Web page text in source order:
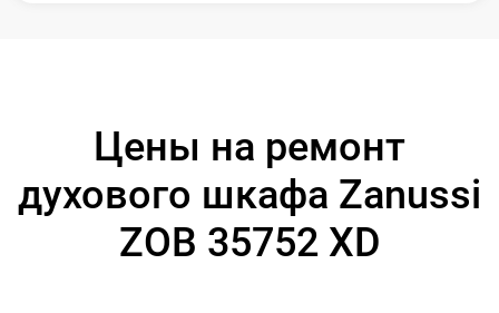
Цены на ремонт
духового шкафа Zanussi
ZOB 35752 XD